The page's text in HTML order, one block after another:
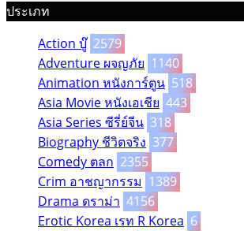
ประเภท
Action บู๊ 2579
Adventure ผจญภัย 1140
Animation หนังการ์ตูน 518
Asia Movie หนังเอเชีย 443
Asia Series ซีรี่ย์จีน 318
Biography ชีวิตจริง 377
Comedy ตลก 2355
Crim อาชญากรรม 1389
Drama ดราม่า 4156
Erotic Korea เรท R Korea 6